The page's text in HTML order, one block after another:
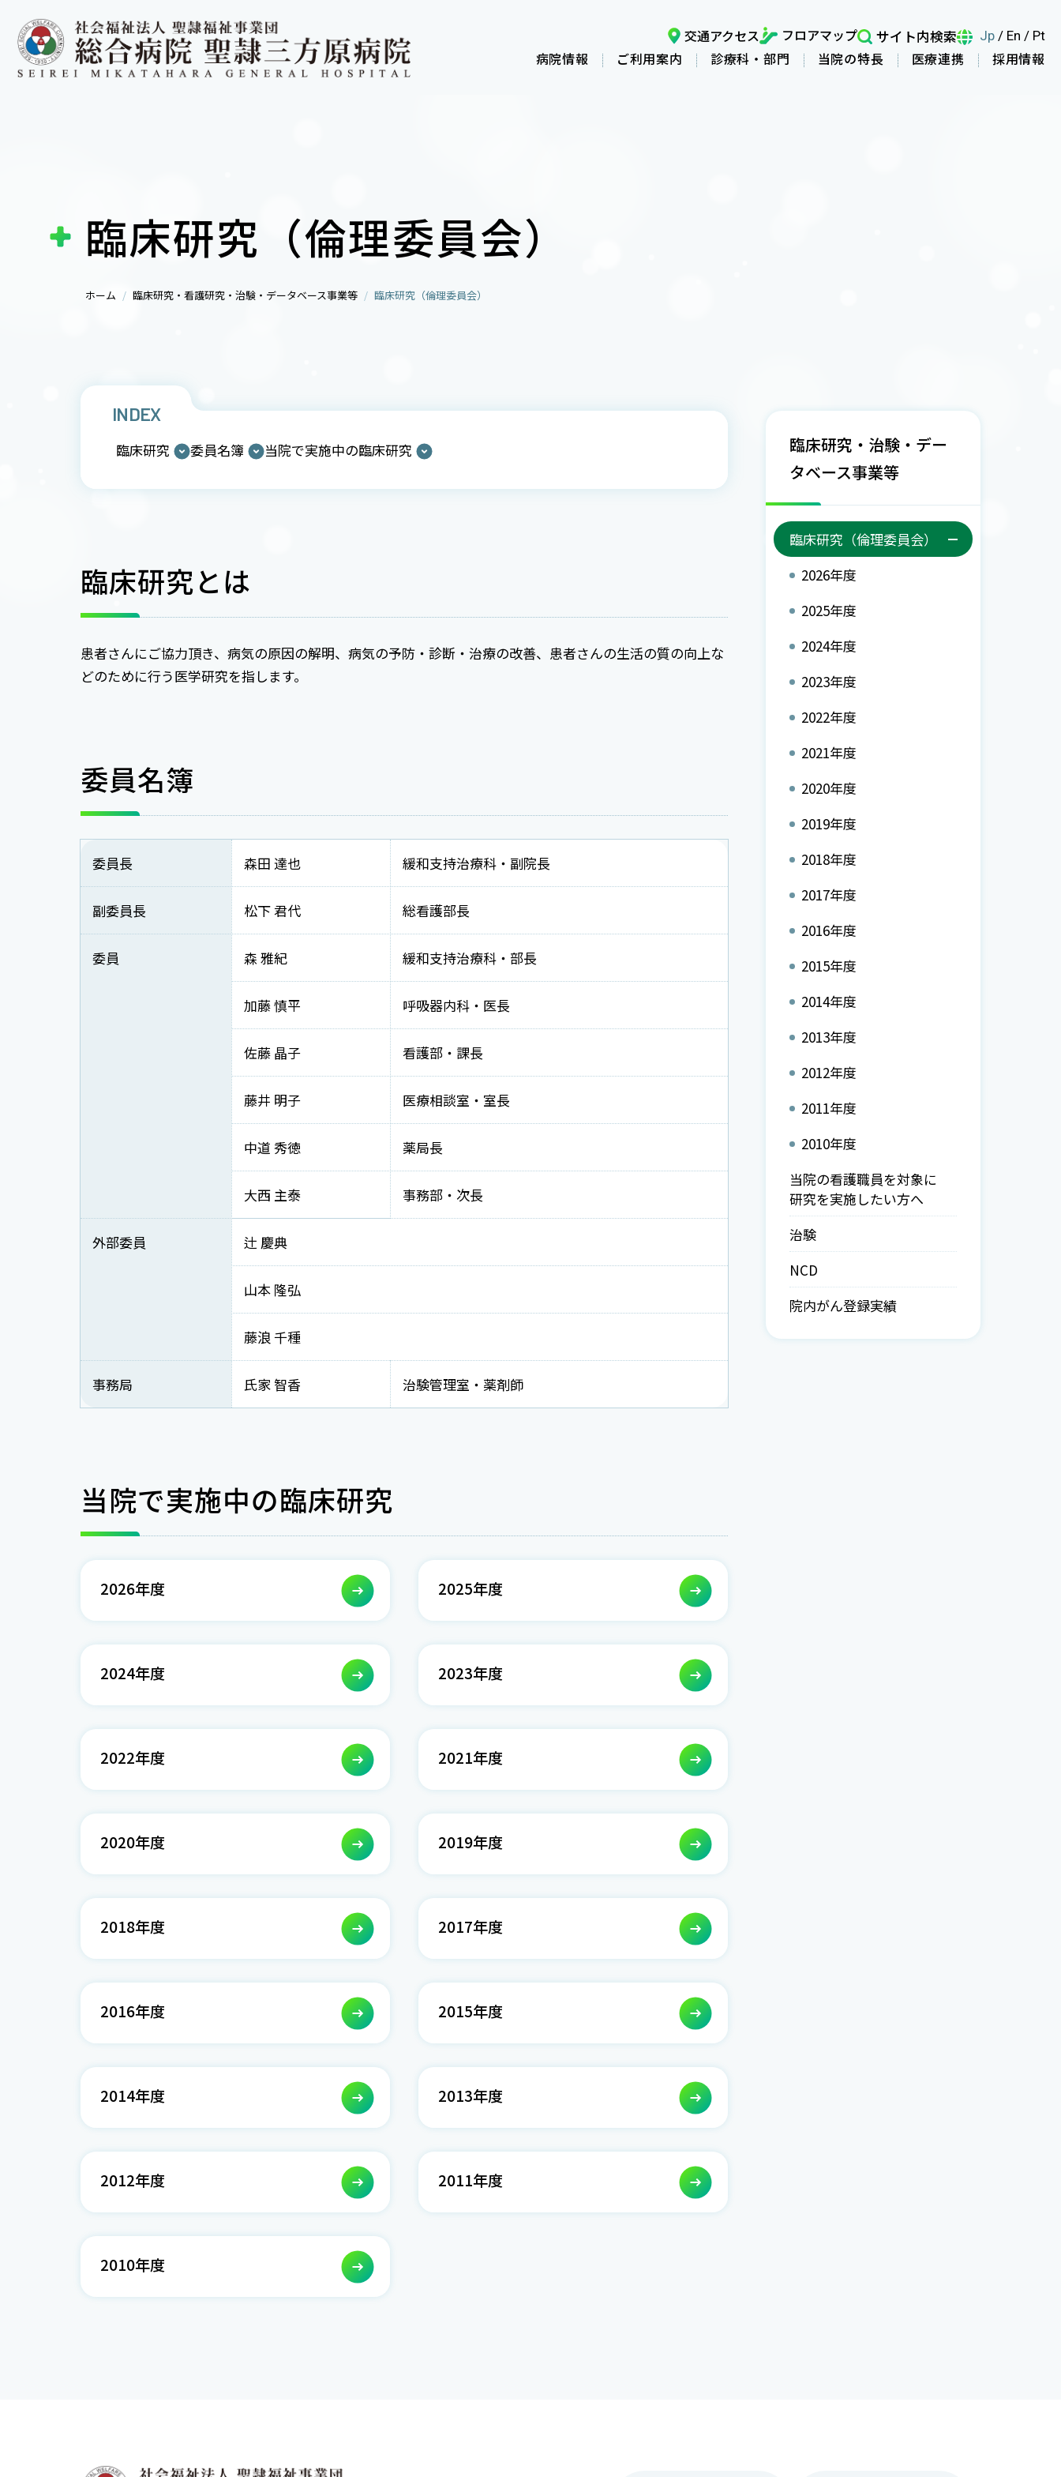
病院情報 ご利用案内 診療科・部門 当院の特長 医療連携 採用情報
交通アクセス フロアマップ サイト内検索 Jp / En / Pt
臨床研究（倫理委員会）
ホーム 臨床研究・看護研究・治験・データベース事業等 臨床研究（倫理委員会）
INDEX
臨床研究 委員名簿 当院で実施中の臨床研究
臨床研究とは
患者さんにご協力頂き、病気の原因の解明、病気の予防・診断・治療の改善、患者さんの生活の質の向上な
どのために行う医学研究を指します。
委員名簿
委員長 森田 達也 緩和支持治療科・副院長
副委員長 松下 君代 総看護部長
委員 森 雅紀 緩和支持治療科・部長
加藤 慎平 呼吸器内科・医長
佐藤 晶子 看護部・課長
藤井 明子 医療相談室・室長
中道 秀徳 薬局長
大西 主泰 事務部・次長
外部委員 辻 慶典
山本 隆弘
藤浪 千種
事務局 氏家 智香 治験管理室・薬剤師
当院で実施中の臨床研究
2026年度 2025年度
2024年度 2023年度
2022年度 2021年度
2020年度 2019年度
2018年度 2017年度
2016年度 2015年度
2014年度 2013年度
2012年度 2011年度
2010年度
臨床研究・治験・デー
タベース事業等
臨床研究（倫理委員会）
2026年度
2025年度
2024年度
2023年度
2022年度
2021年度
2020年度
2019年度
2018年度
2017年度
2016年度
2015年度
2014年度
2013年度
2012年度
2011年度
2010年度
当院の看護職員を対象に
研究を実施したい方へ
治験
NCD
院内がん登録実績